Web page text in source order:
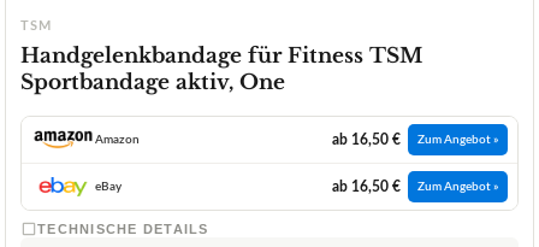
TSM
Handgelenkbandage für Fitness TSM
Sportbandage aktiv, One
Amazon ab 16,50 € Zum Angebot »
eBay ab 16,50 € Zum Angebot »
TECHNISCHE DETAILS